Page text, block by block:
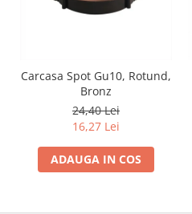
Carcasa Spot Gu10, Rotund,
Bronz
24,40 Lei
16,27 Lei
ADAUGA IN COS